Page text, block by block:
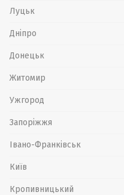
Луцьк
Дніпро
Донецьк
Житомир
Ужгород
Запоріжжя
Івано-Франківськ
Київ
Кропивницький